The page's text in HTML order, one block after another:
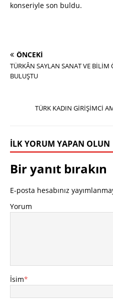
konseriyle son buldu.
ÖNCEKI
TÜRKÂN SAYLAN SANAT VE BİLİM
BULUŞTU
TÜRK KADIN GİRİŞİMCİ
İLK YORUM YAPAN OLUN
Bir yanıt bırakın
E-posta hesabınız
Yorum
İsim*